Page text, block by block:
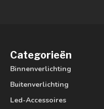
Categorieën
Binnenverlichting
Buitenverlichting
Led-Accessoires